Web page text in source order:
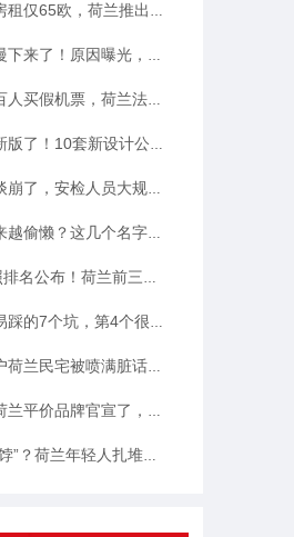
，荷兰推出学生住宿优惠福利…
原因曝光，不是因为没人生孩子
票，荷兰法院竟然没判他坐牢
套新设计公布，你最喜欢哪一款？
检人员大规模停工越来越近…
？这几个名字几乎满大街都是
荷兰前三，中国护照进步很大
坑，第4个很多人都会中招…
被喷满脏话，只因支持难民…
官宣了，将硬扛Temu和SHEIN
轻人扎堆当老师，发生了什么？